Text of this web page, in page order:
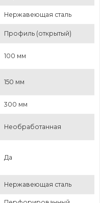
Нержавеющая сталь
Профиль (открытый)
100 мм
150 мм
300 мм
Необработанная
Да
Нержавеющая сталь